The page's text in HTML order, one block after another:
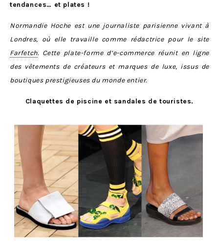
tendances… et plates !
Normandie Hoche est une journaliste parisienne vivant à
Londres, où elle travaille comme rédactrice pour le site
Farfetch. Cette plate-forme d’e-commerce réunit en ligne
des vêtements de créateurs et marques de luxe, issus de
boutiques prestigieuses du monde entier.
Claquettes de piscine et sandales de touristes.